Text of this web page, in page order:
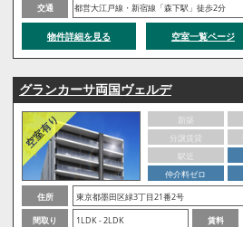
交通
都営大江戸線・新宿線「森下駅」徒歩2分
物件詳細を見る 空室一覧ページ
グランカーサ両国ヴェルデ
新築
分譲賃貸
駅近
仲介料ゼロ
住所
東京都墨田区緑3丁目21番2号
間取り
1LDK - 2LDK 賃料